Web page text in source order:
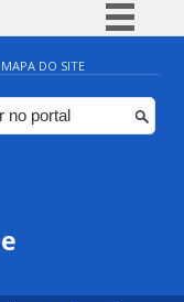
Simplifique!
BR
Participe
MAPA DO SITE